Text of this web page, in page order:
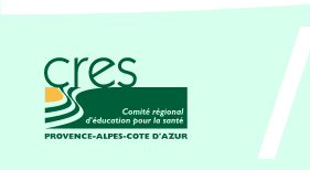
CRES Paca - Comité